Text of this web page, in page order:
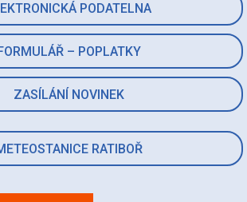
PODATELNA
– POPLATKY
ZASÍLÁNÍ NOVINEK
RATIBOŘ